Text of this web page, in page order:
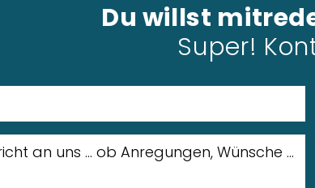
Du willst
Super!